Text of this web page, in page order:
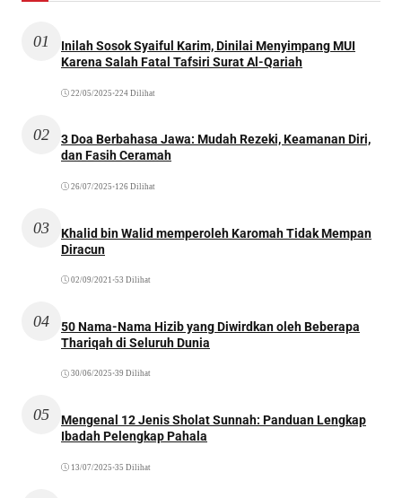
01
Inilah Sosok Syaiful Karim, Dinilai Menyimpang MUI
Karena Salah Fatal Tafsiri Surat Al-Qariah
22/05/2025 •224 Dilihat
02
3 Doa Berbahasa Jawa: Mudah Rezeki, Keamanan Diri,
dan Fasih Ceramah
26/07/2025 •126 Dilihat
03
Khalid bin Walid memperoleh Karomah Tidak Mempan
Diracun
02/09/2021 •53 Dilihat
04
50 Nama-Nama Hizib yang Diwirdkan oleh Beberapa
Thariqah di Seluruh Dunia
30/06/2025 •39 Dilihat
05
Mengenal 12 Jenis Sholat Sunnah: Panduan Lengkap
Ibadah Pelengkap Pahala
13/07/2025 •35 Dilihat